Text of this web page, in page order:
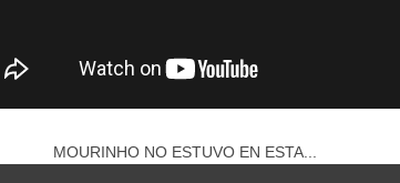
MOURINHO NO ESTUVO EN ESTA...